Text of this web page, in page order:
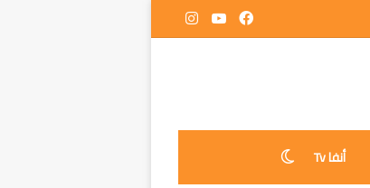
فيسبوك‫YouTube
أنفا Tv